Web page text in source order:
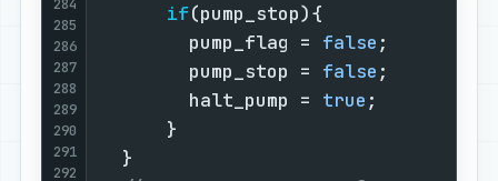
285
286
287
288
289
290
291
292
if
        pump_flag =
false
        pump_stop =
false
        halt_pump =
true
      }
  }